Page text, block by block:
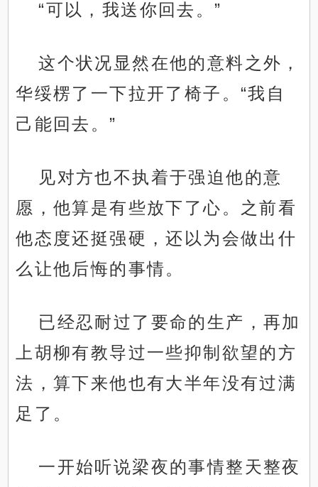
“可以，我送你回去。”
这个状况显然在他的意料之外，
华绥楞了一下拉开了椅子。“我自
己能回去。”
见对方也不执着于强迫他的意
愿，他算是有些放下了心。之前看
他态度还挺强硬，还以为会做出什
么让他后悔的事情。
已经忍耐过了要命的生产，再加
上胡柳有教导过一些抑制欲望的方
法，算下来他也有大半年没有过满
足了。
一开始听说梁夜的事情整天整夜